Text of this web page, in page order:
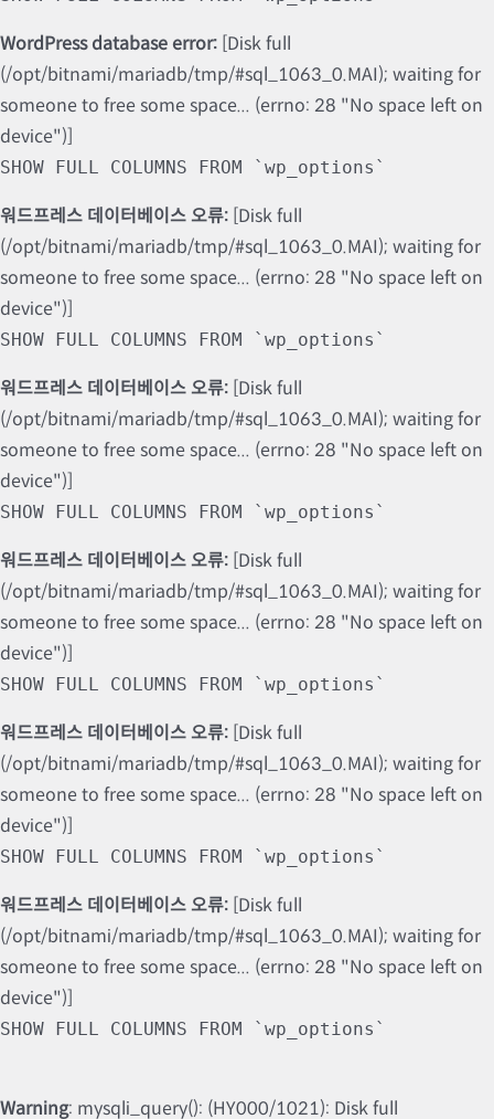
WordPress database error: [Disk full
(/opt/bitnami/mariadb/tmp/#sql_1063_0.MAI); waiting for
someone to free some space... (errno: 28 "No space left on
device")]
SHOW FULL COLUMNS FROM `wp_options`
워드프레스 데이터베이스 오류: [Disk full
(/opt/bitnami/mariadb/tmp/#sql_1063_0.MAI); waiting for
someone to free some space... (errno: 28 "No space left on
device")]
SHOW FULL COLUMNS FROM `wp_options`
워드프레스 데이터베이스 오류: [Disk full
(/opt/bitnami/mariadb/tmp/#sql_1063_0.MAI); waiting for
someone to free some space... (errno: 28 "No space left on
device")]
SHOW FULL COLUMNS FROM `wp_options`
워드프레스 데이터베이스 오류: [Disk full
(/opt/bitnami/mariadb/tmp/#sql_1063_0.MAI); waiting for
someone to free some space... (errno: 28 "No space left on
device")]
SHOW FULL COLUMNS FROM `wp_options`
워드프레스 데이터베이스 오류: [Disk full
(/opt/bitnami/mariadb/tmp/#sql_1063_0.MAI); waiting for
someone to free some space... (errno: 28 "No space left on
device")]
SHOW FULL COLUMNS FROM `wp_options`
워드프레스 데이터베이스 오류: [Disk full
(/opt/bitnami/mariadb/tmp/#sql_1063_0.MAI); waiting for
someone to free some space... (errno: 28 "No space left on
device")]
SHOW FULL COLUMNS FROM `wp_options`
Warning: mysqli_query(): (HY000/1021): Disk full